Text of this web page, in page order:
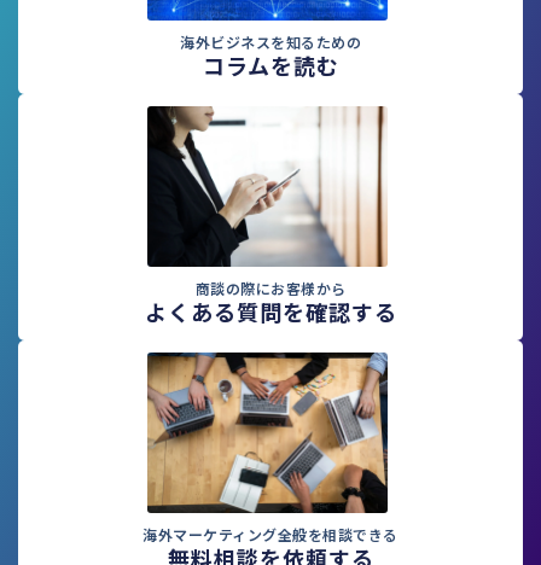
海外ビジネスを知るための
コラムを読む
商談の際にお客様から
よくある質問を確認する
海外マーケティング全般を相談できる
無料相談を依頼する